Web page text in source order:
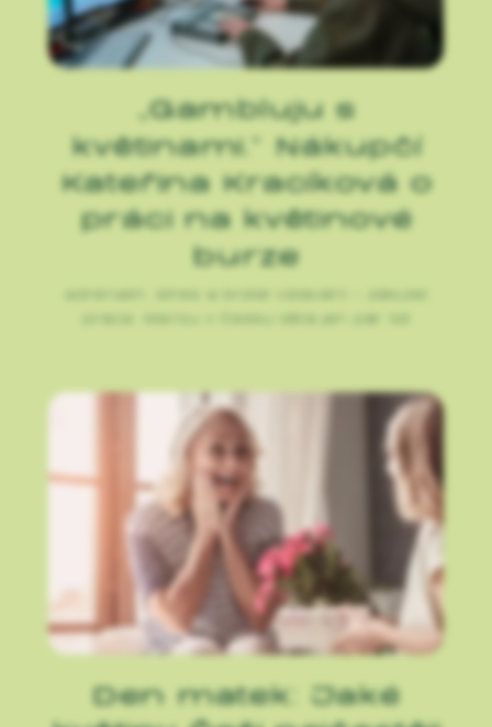
„Gambluju s
květinami.“ Nákupčí
Kateřina Kracíková o
práci na květinové
burze
Adrenalin, stres a brzké vstávání – zákulisí
práce, kterou v Česku dělá jen pár lidí
Den matek: Jaké